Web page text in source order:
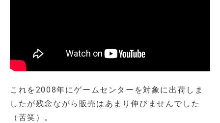
これを2008年にゲームセンターを対象に出荷しま
したが残念ながら販売はあまり伸びませんでした
（苦笑）。